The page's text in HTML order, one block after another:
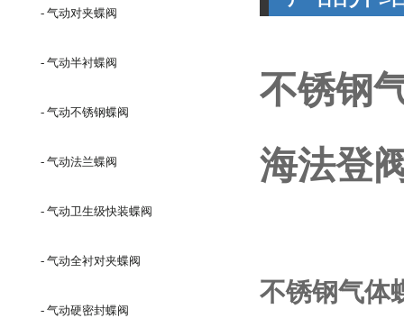
- 气动对夹蝶阀
- 气动半衬蝶阀
- 气动不锈钢蝶阀
- 气动法兰蝶阀
- 气动卫生级快装蝶阀
- 气动全衬对夹蝶阀
- 气动硬密封蝶阀
不锈钢
海法登
不锈钢气体